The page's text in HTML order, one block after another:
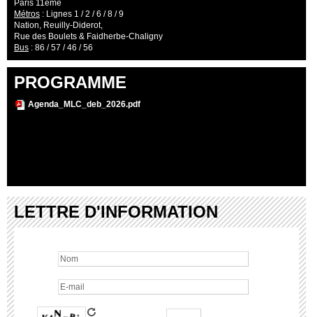
Paris 11ème
Métros : Lignes 1 / 2 / 6 / 8 / 9
Nation, Reuilly-Diderot,
Rue des Boulets & Faidherbe-Chaligny
Bus : 86 / 57 / 46 / 56
PROGRAMME
Agenda_MLC_deb_2026.pdf
LETTRE D'INFORMATION